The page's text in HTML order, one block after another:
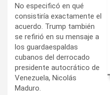
No especificó en qué
consistiría exactamente el
acuerdo. Trump también
se refirió en su mensaje a
los guardaespaldas
cubanos del derrocado
presidente autocrático de
Venezuela, Nicolás
Maduro.